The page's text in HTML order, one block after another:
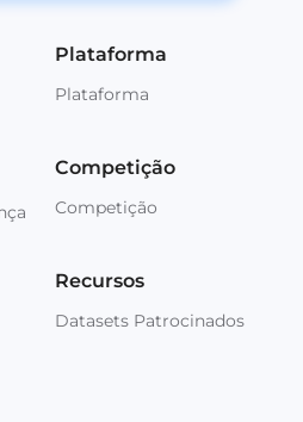
Plataforma
Plataforma
Competição
Competição
Recursos
Datasets Patrocinados